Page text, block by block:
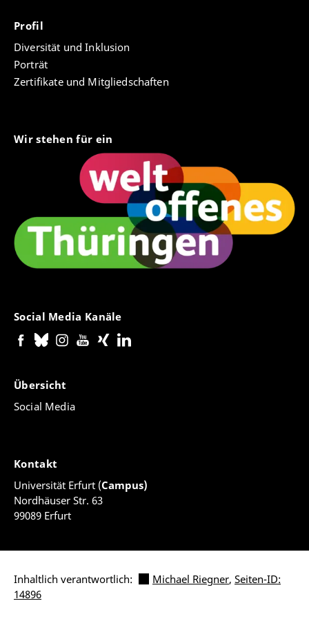
próximo front?
Profil
Diversität und Inklusion
Porträt
Zertifikate und Mitgliedschaften
Wir stehen für ein
Social Media Kanäle
Übersicht
Social Media
Kontakt
Universität Erfurt (Campus)
Nordhäuser Str. 63
99089 Erfurt
Inhaltlich verantwortlich: Michael Riegner, Seiten-ID:
14896